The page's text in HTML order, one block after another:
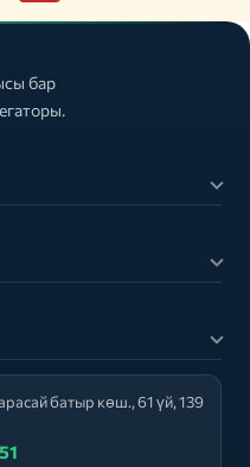
бар
батыр көш., 61 үй, 139